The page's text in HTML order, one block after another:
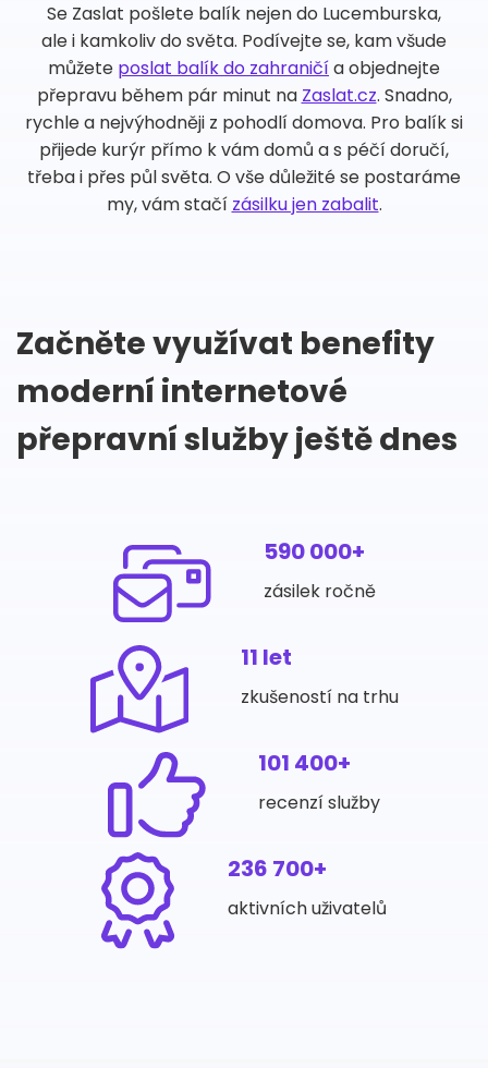
Se Zaslat pošlete balík nejen do Lucemburska,
ale i kamkoliv do světa. Podívejte se, kam všude
můžete poslat balík do zahraničía objednejte
přepravu během pár minut na Zaslat.cz. Snadno,
rychle a nejvýhodněji z pohodlí domova. Pro balík si
přijede kurýr přímo k vám domů a s péčí doručí,
třeba i přes půl světa. O vše důležité se postaráme
my, vám stačí zásilku jen zabalit.
Začněte využívat benefity
moderní internetové
přepravní služby ještě dnes
590 000+
zásilek ročně
11 let
zkušeností na trhu
101 400+
recenzí služby
236 700+
aktivních uživatelů